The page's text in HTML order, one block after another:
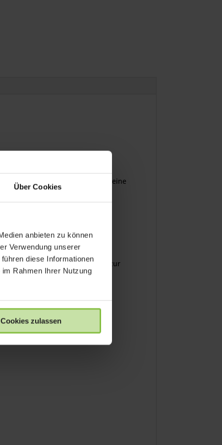
Über Cookies
anbieten zu können
Verwendung unserer
diese Informationen
Rahmen Ihrer Nutzung
Cookies zulassen
ab. Moderne Eleganz, eine
unterstützt.
mit den seitlich montierten
Er ist die ideale Ergänzung zur
müssen.
Koffer.